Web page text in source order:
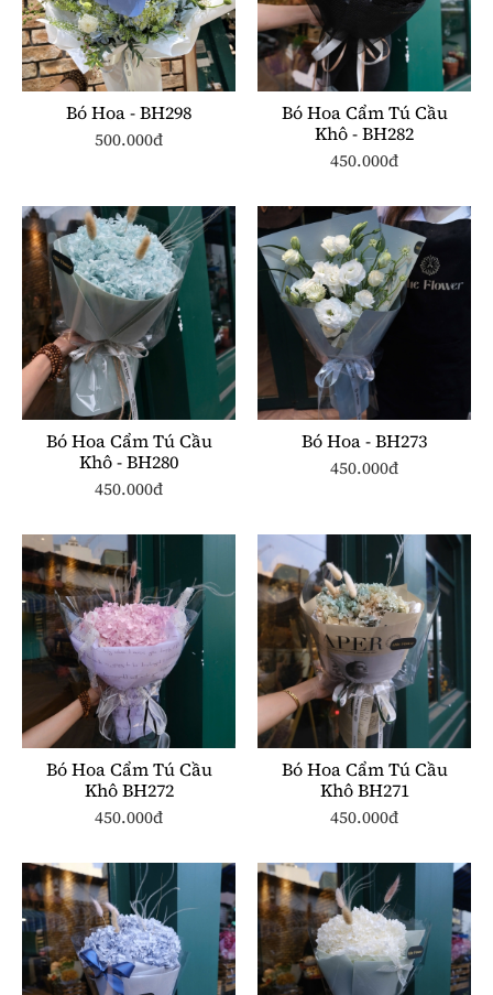
Bó Hoa - BH298
500.000đ
Bó Hoa Cẩm Tú Cầu
Khô - BH282
450.000đ
Bó Hoa Cẩm Tú Cầu
Khô - BH280
450.000đ
Bó Hoa - BH273
450.000đ
Bó Hoa Cẩm Tú Cầu
Khô BH272
450.000đ
Bó Hoa Cẩm Tú Cầu
Khô BH271
450.000đ